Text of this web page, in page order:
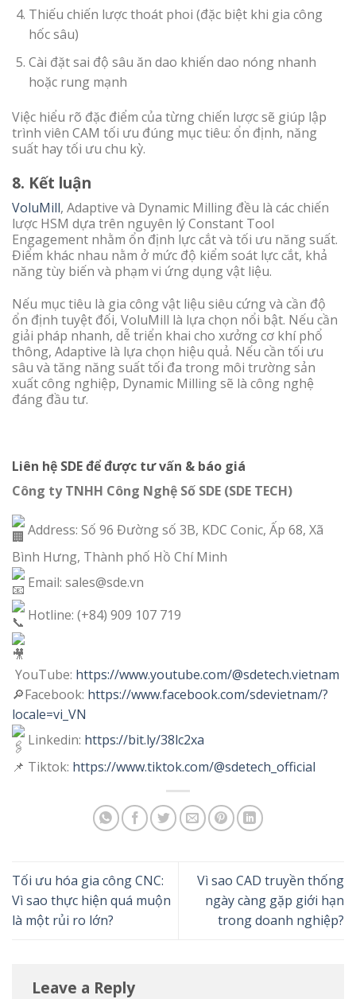
Thiếu chiến lược thoát phoi (đặc biệt khi gia công
hốc sâu)
Cài đặt sai độ sâu ăn dao khiến dao nóng nhanh
hoặc rung mạnh
Việc hiểu rõ đặc điểm của từng chiến lược sẽ giúp lập
trình viên CAM tối ưu đúng mục tiêu: ổn định, năng
suất hay tối ưu chu kỳ.
8. Kết luận
VoluMill, Adaptive và Dynamic Milling đều là các chiến
lược HSM dựa trên nguyên lý Constant Tool
Engagement nhằm ổn định lực cắt và tối ưu năng suất.
Điểm khác nhau nằm ở mức độ kiểm soát lực cắt, khả
năng tùy biến và phạm vi ứng dụng vật liệu.
Nếu mục tiêu là gia công vật liệu siêu cứng và cần độ
ổn định tuyệt đối, VoluMill là lựa chọn nổi bật. Nếu cần
giải pháp nhanh, dễ triển khai cho xưởng cơ khí phổ
thông, Adaptive là lựa chọn hiệu quả. Nếu cần tối ưu
sâu và tăng năng suất tối đa trong môi trường sản
xuất công nghiệp, Dynamic Milling sẽ là công nghệ
đáng đầu tư.
Liên hệ SDE để được tư vấn & báo giá
Công ty TNHH Công Nghệ Số SDE (SDE TECH)
Address: Số 96 Đường số 3B, KDC Conic, Ấp 68, Xã
Bình Hưng, Thành phố Hồ Chí Minh
Email: sales@sde.vn
Hotline: (+84) 909 107 719
YouTube: https://www.youtube.com/@sdetech.vietnam
🔎Facebook: https://www.facebook.com/sdevietnam/?
locale=vi_VN
Linkedin: https://bit.ly/38lc2xa
📌 Tiktok: https://www.tiktok.com/@sdetech_official
Tối ưu hóa gia công CNC:
Vì sao thực hiện quá muộn
là một rủi ro lớn?
Vì sao CAD truyền thống
ngày càng gặp giới hạn
trong doanh nghiệp?
Leave a Reply